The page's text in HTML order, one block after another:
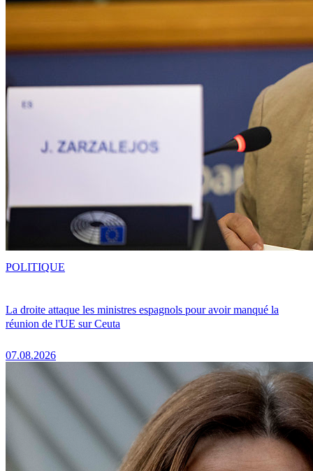
La droite attaque les ministres espagnols pour avoir manqué la
réunion de l'UE sur Ceuta
07.08.2026
POLITIQUE